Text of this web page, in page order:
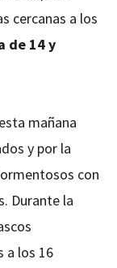
cercanas a los
de 14 y
mañana
y por la
con
Durante la
a los 16